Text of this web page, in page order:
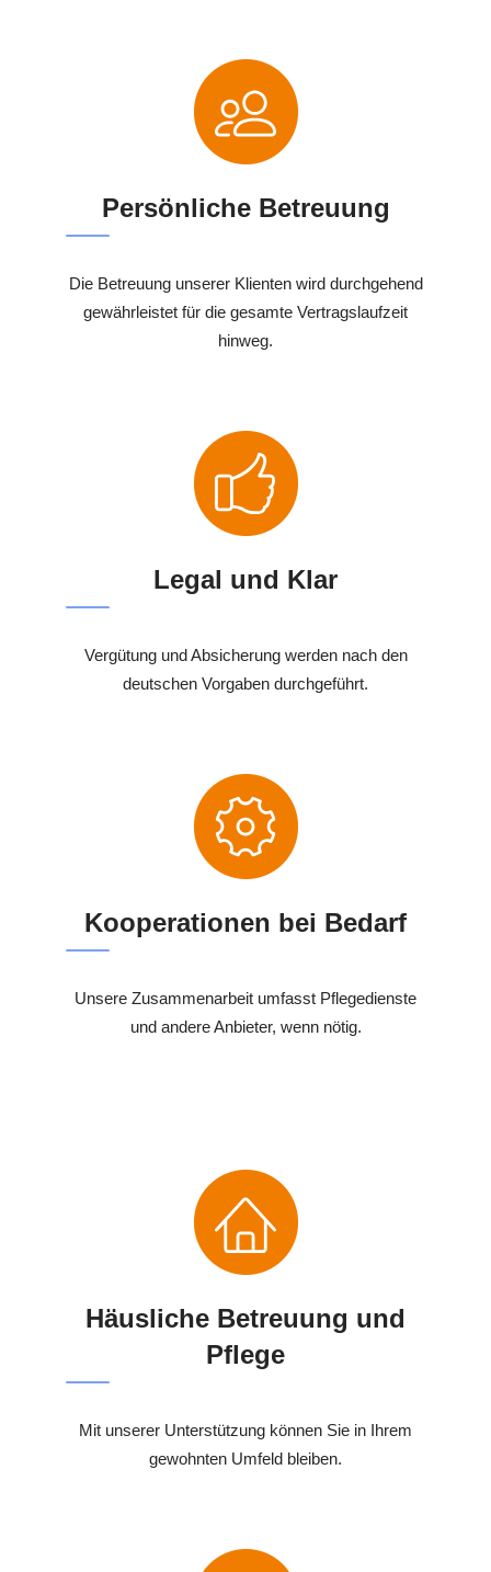
Persönliche Betreuung
Die Betreuung unserer Klienten wird durchgehend
gewährleistet für die gesamte Vertragslaufzeit
hinweg.
Legal und Klar
Vergütung und Absicherung werden nach den
deutschen Vorgaben durchgeführt.
Kooperationen bei Bedarf
Unsere Zusammenarbeit umfasst Pflegedienste
und andere Anbieter, wenn nötig.
Häusliche Betreuung und
Pflege
Mit unserer Unterstützung können Sie in Ihrem
gewohnten Umfeld bleiben.